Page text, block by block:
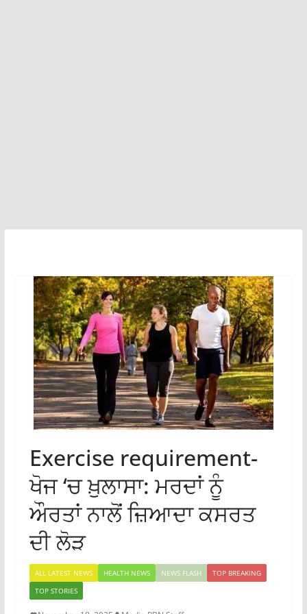
Exercise requirement-
ਖੋਜ ‘ਚ ਖ਼ੁਲਾਸਾ: ਮਰਦਾਂ ਨੂੰ
ਔਰਤਾਂ ਨਾਲੋਂ ਜ਼ਿਆਦਾ ਕਸਰਤ
ਦੀ ਲੋੜ
ALL LATEST NEWS HEALTH NEWS NEWS FLASH
TOP BREAKING
TOP STORIES